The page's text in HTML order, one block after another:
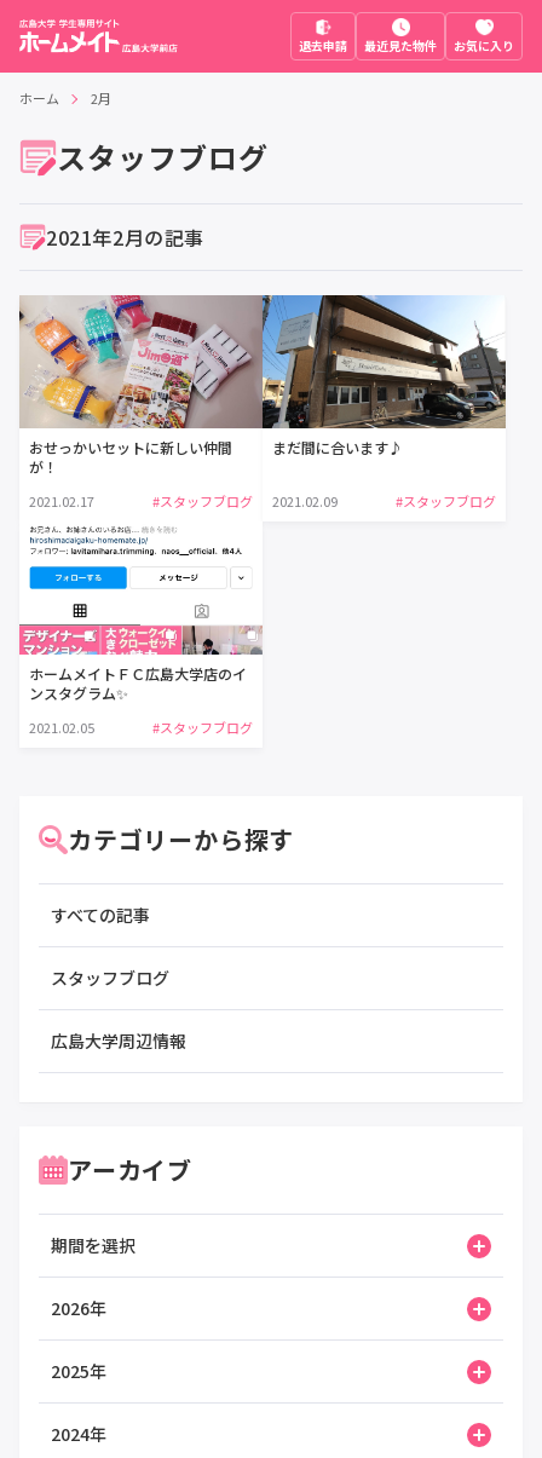
退去申請 最近見た物件 お気に入り
ホーム 2月
スタッフブログ
2021年2月の記事
おせっかいセットに新しい仲間
が！
2021.02.17 #スタッフブログ
まだ間に合います♪
2021.02.09 #スタッフブログ
ホームメイトＦＣ広島大学店のイ
ンスタグラム✨
2021.02.05 #スタッフブログ
カテゴリーから探す
すべての記事
スタッフブログ
広島大学周辺情報
アーカイブ
期間を選択
2026年
2025年
2024年